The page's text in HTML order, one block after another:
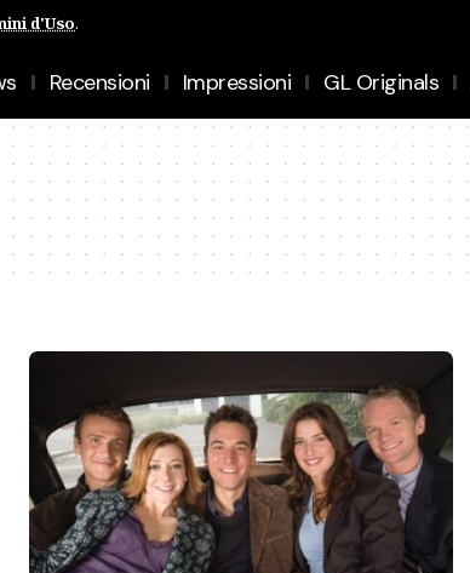
d'Uso.
Recensioni Impressioni GL Originals